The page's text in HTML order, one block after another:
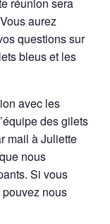
aurez
questions sur
bleus et les
avec les
des gilets
mail à Juliette
nous
Si vous
pouvez nous